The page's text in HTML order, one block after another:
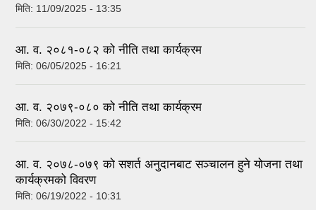
मिति: 11/09/2025 - 13:35
आ. व. २०८१-०८२ को नीति तथा कार्यक्रम
मिति: 06/05/2025 - 16:21
आ. व. २०७९-०८० को नीति तथा कार्यक्रम
मिति: 06/30/2022 - 15:42
आ. व. २०७८-०७९ को सशर्त अनुदानबाट सञ्चालन हुने योजना तथा
कार्यक्रमको विवरण
मिति: 06/19/2022 - 10:31